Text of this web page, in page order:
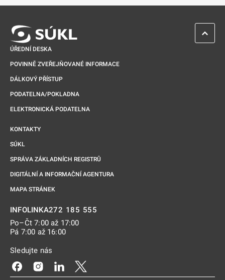
ÚŘEDNÍ DESKA
POVINNĚ ZVEŘEJŇOVANÉ INFORMACE
DÁLKOVÝ PŘÍSTUP
PODATELNA/POKLADNA
ELEKTRONICKÁ PODATELNA
KONTAKTY
SÚKL
SPRÁVA ZÁKLADNÍCH REGISTRŮ
DIGITÁLNÍ A INFORMAČNÍ AGENTURA
MAPA STRÁNEK
INFOLINKA272 185 555
Po–Čt 7:00 až 17:00
Pá 7:00 až 16:00
Sledujte nás
Odkaz se otevře na nové kartě
Odkaz se otevře na nové kartě
Odkaz se otevře na nové kartě
ZPĚT